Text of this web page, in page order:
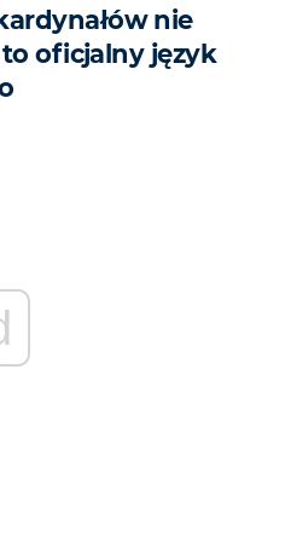
nie
to oficjalny język